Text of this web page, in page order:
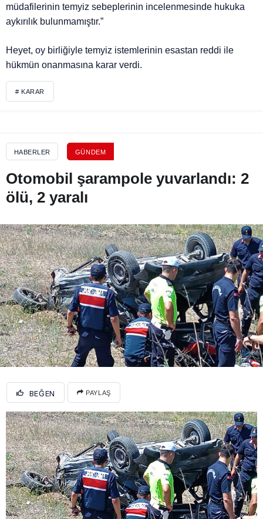
müdafilerinin temyiz sebeplerinin incelenmesinde hukuka
aykırılık bulunmamıştır.”
Heyet, oy birliğiyle temyiz istemlerinin esastan reddi ile
hükmün onanmasına karar verdi.
# KARAR
HABERLER GÜNDEM
Otomobil şarampole yuvarlandı: 2
ölü, 2 yaralı
BEĞEN PAYLAŞ